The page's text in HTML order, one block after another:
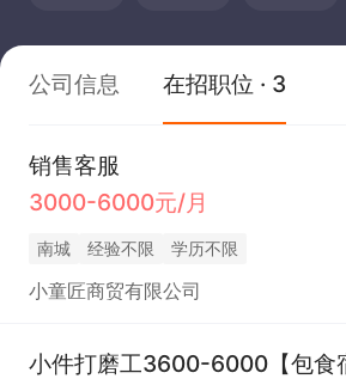
公司信息 在招职位 · 3
销售客服
3000-6000元/月
南城 经验不限 学历不限
小童匠商贸有限公司